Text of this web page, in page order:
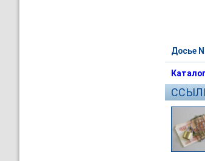
Досье